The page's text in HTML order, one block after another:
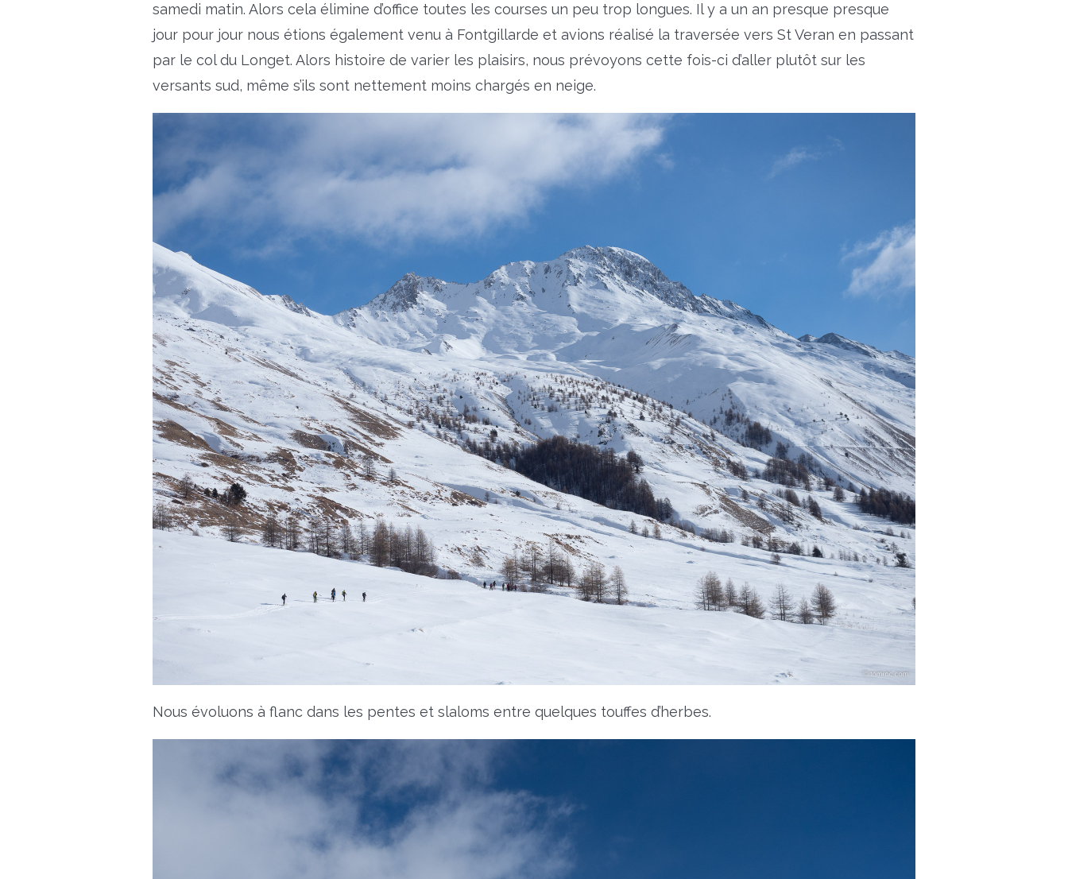
samedi matin. Alors cela élimine d’office toutes les courses un peu trop longues. Il y a un an presque presque
jour pour jour nous étions également venu à Fontgillarde et avions réalisé la traversée vers St Veran en passant
par le col du Longet. Alors histoire de varier les plaisirs, nous prévoyons cette fois-ci d’aller plutôt sur les
versants sud, même s’ils sont nettement moins chargés en neige.
Nous évoluons à flanc dans les pentes et slaloms entre quelques touffes d’herbes.